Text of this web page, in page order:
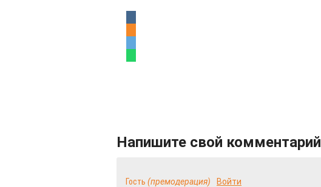
Напишите свой комментарий
Гость (премодерация) Войти